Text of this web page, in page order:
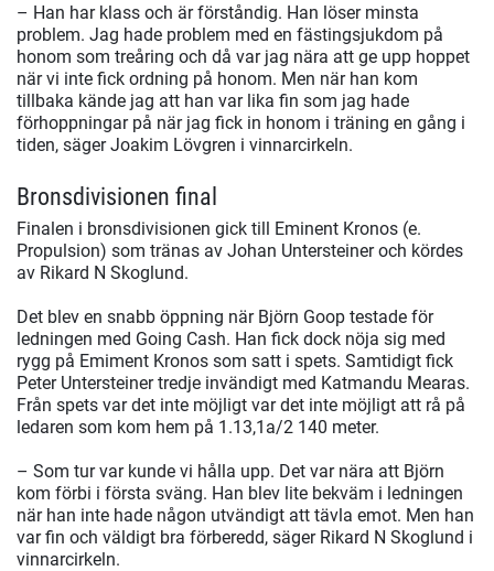
– Han har klass och är förståndig. Han löser minsta
problem. Jag hade problem med en fästingsjukdom på
honom som treåring och då var jag nära att ge upp hoppet
när vi inte fick ordning på honom. Men när han kom
tillbaka kände jag att han var lika fin som jag hade
förhoppningar på när jag fick in honom i träning en gång i
tiden, säger Joakim Lövgren i vinnarcirkeln.
Bronsdivisionen final
Finalen i bronsdivisionen gick till Eminent Kronos (e.
Propulsion) som tränas av Johan Untersteiner och kördes
av Rikard N Skoglund.
Det blev en snabb öppning när Björn Goop testade för
ledningen med Going Cash. Han fick dock nöja sig med
rygg på Emiment Kronos som satt i spets. Samtidigt fick
Peter Untersteiner tredje invändigt med Katmandu Mearas.
Från spets var det inte möjligt var det inte möjligt att rå på
ledaren som kom hem på 1.13,1a/2 140 meter.
– Som tur var kunde vi hålla upp. Det var nära att Björn
kom förbi i första sväng. Han blev lite bekväm i ledningen
när han inte hade någon utvändigt att tävla emot. Men han
var fin och väldigt bra förberedd, säger Rikard N Skoglund i
vinnarcirkeln.